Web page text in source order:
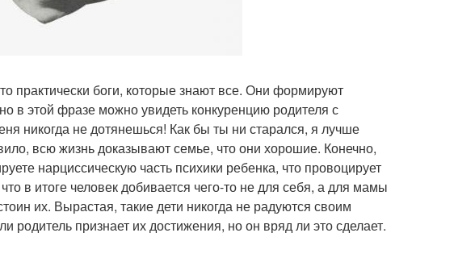
практически боги, которые знают все. Они формируют
в этой фразе можно увидеть конкуренцию родителя с
никогда не дотянешься! Как бы ты ни старался, я лучше
всю жизнь доказывают семье, что они хорошие. Конечно,
нарциссическую часть психики ребенка, что провоцирует
в итоге человек добивается чего-то не для себя, а для мамы
их. Вырастая, такие дети никогда не радуются своим
родитель признает их достижения, но он вряд ли это сделает.